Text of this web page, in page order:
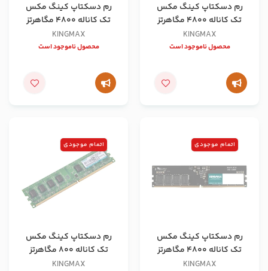
رم دسکتاپ کینگ مکس
تک کاناله 4800 مگاهرتز
ظرفیت 32 گیگابایتKINGMAX
محصول ناموجود است
رم دسکتاپ کینگ مکس
تک کاناله 4800 مگاهرتز
ظرفیت 16 گیگابایتKINGMAX
محصول ناموجود است
اتمام موجودی
رم دسکتاپ کینگ مکس
تک کاناله 4800 مگاهرتز
ظرفیت 8 گیگابایتKINGMAX
اتمام موجودی
رم دسکتاپ کینگ مکس
تک کاناله 800 مگاهرتز
ظرفیت 2 گیگابایتKINGMAX